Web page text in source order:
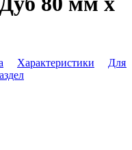
Характеристики
Для